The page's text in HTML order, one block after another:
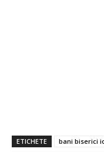
ETICHETE
bani biserici